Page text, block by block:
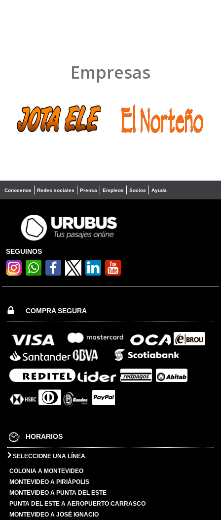
Empresas
❮ ❯
Conocenos Redes sociales Prensa Empleos Socios Ayuda
SEGUINOS
COMPRA SEGURA
HORARIOS
SELECCIONE UNA LÍNEA
COLONIA A MONTEVIDEO
MONTEVIDEO A PIRIÁPOLIS
MONTEVIDEO A PUNTA DEL ESTE
PUNTA DEL ESTE A AEROPUERTO CARRASCO
MONTEVIDEO A JOSÉ IGNACIO